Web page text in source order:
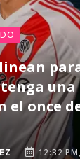
una
el once
12:32